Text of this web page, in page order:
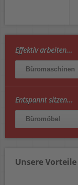
Effektiv arbeiten...
Büromaschinen
Entspannt sitzen...
Büromöbel
Unsere Vorteile